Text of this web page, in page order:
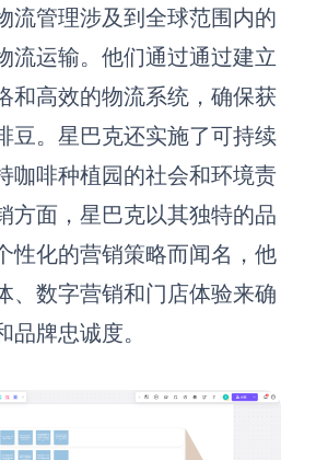
流管理涉及到全球范围内的
流运输。他们通过通过建立
和高效的物流系统，确保获
豆。星巴克还实施了可持续
咖啡种植园的社会和环境责
方面，星巴克以其独特的品
性化的营销策略而闻名，他
、数字营销和门店体验来确
牌忠诚度。